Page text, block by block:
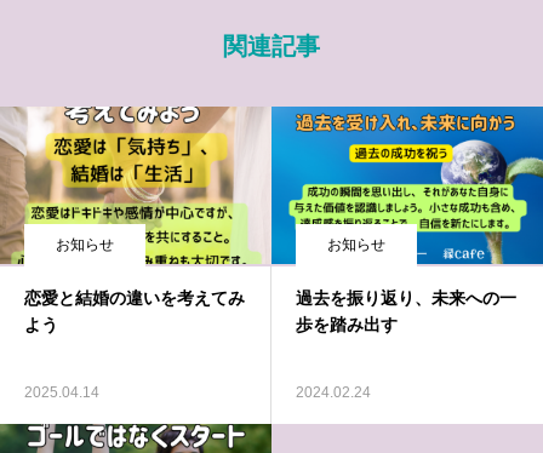
関連記事
お知らせ
恋愛と結婚の違いを考えてみ
よう
2025.04.14
お知らせ
過去を振り返り、未来への一
歩を踏み出す
2024.02.24